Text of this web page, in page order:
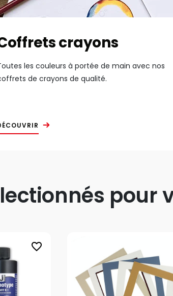
crayons
les couleurs à portée de main avec nos
de crayons de qualité.
pour
favorite_border